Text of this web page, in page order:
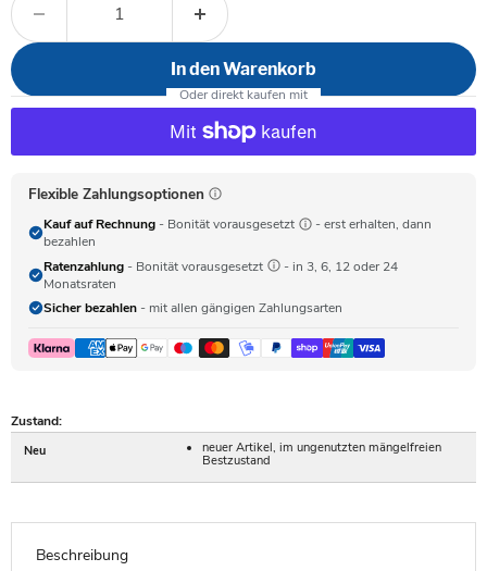
In den Warenkorb
Flexible Zahlungsoptionen
Kauf auf Rechnung - Bonität vorausgesetzt
- erst erhalten, dann
bezahlen
Ratenzahlung - Bonität vorausgesetzt
- in 3, 6, 12 oder 24
Monatsraten
Sicher bezahlen - mit allen gängigen Zahlungsarten
Zustand:
Neu
neuer Artikel, im ungenutzten mängelfreien
Bestzustand
Beschreibung